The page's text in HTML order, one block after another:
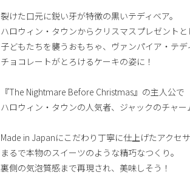
裂けた口元に鋭い牙が特徴の黒いテディベア。
ハロウィン・タウンからクリスマスプレゼントと
子どもたちを襲うおもちゃ、ヴァンパイア・テデ
チョコレートがとろけるケーキの姿に！
『The Nightmare Before Christmas』の主人公で
ハロウィン・タウンの人気者、ジャックのチャー
Made in Japanにこだわり丁寧に仕上げたアクセサ
まるで本物のスイーツのような精巧なつくり。
裏側の気泡質感まで再現され、美味しそう！